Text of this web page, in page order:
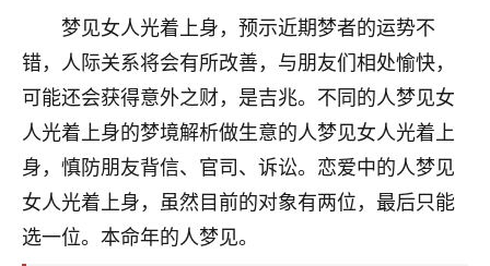
梦见女人光着上身，预示近期梦者的运势不
错，人际关系将会有所改善，与朋友们相处愉快，
可能还会获得意外之财，是吉兆。不同的人梦见女
人光着上身的梦境解析做生意的人梦见女人光着上
身，慎防朋友背信、官司、诉讼。恋爱中的人梦见
女人光着上身，虽然目前的对象有两位，最后只能
选一位。本命年的人梦见。
大学，只要能安安稳稳的把书读了，身体心理都健健
康康的我就很知足了！
鹿森：可怜天下父母心啊！
3小时前 来自河北 16
付深
我是公司人事调整，有升迁机会，但同时竞争的我们
三个，找老师的时候是抱着侥幸心理，没想到老师看